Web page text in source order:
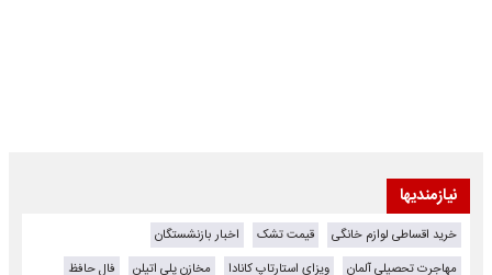
نیازمندیها
خرید اقساطی لوازم خانگی قیمت تشک
اخبار بازنشستگان
مهاجرت تحصیلی آلمان
ویزای استارتاپ کانادا مخازن پلی اتیلن
فال حافظ